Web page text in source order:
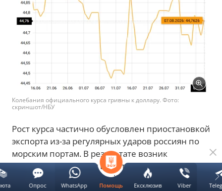
Колебания официального курса гривны к доллару. Фото:
скриншот/НБУ
Рост курса частично обусловлен приостановкой
экспорта из-за регулярных ударов россиян по
морским портам. В результате возник
небольшой дефицит валютной выручки. Он
затронул представителей бизнеса, но рядовым
Помощь Ексклюзив Viber
Опрос WhatsApp